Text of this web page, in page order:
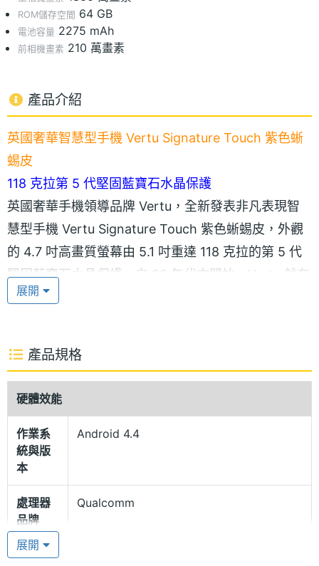
ROM儲存空間 64 GB
電池容量 2275 mAh
前相機畫素 210 萬畫素
產品介紹
英國奢華智慧型手機 Vertu Signature Touch 紫色蜥
蜴皮
118 克拉第 5 代堅固藍寶石水晶保護
英國奢華手機領導品牌 Vertu，全新發表非凡表現智
慧型手機 Vertu Signature Touch 紫色蜥蜴皮，外觀
的 4.7 吋高畫質螢幕由 5.1 吋重達 118 克拉的第 5 代
堅固藍寶石水晶保護。自 90 年代末開始，Vertu 就在
奢華手機中使用藍寶石水晶，並持續開發技術用於精
幕領域的一流專家。堅固藍寶石水晶質地強韌、高度
器上，具有多層膜可以減少反射。
Vertu Signature Touch 紫色蜥蜴皮採用 Android 4.4
KitKat 作業系統，內建 Qualcomm Snapdragon 801,
2.3GHz 四核處理器，並支援 4G LTE / Wi-Fi 802.11
展開
產品規格
硬體效能
作業系
統與版
本
Android 4.4
處理器
品牌
Qualcomm
處理器
展開